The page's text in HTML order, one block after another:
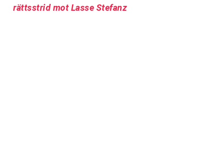
rättsstrid mot Lasse Stefanz